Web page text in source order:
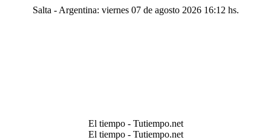
Salta - Argentina: viernes 07 de agosto 2026 16:12 hs.
El tiempo - Tutiempo.net
El tiempo - Tutiempo.net